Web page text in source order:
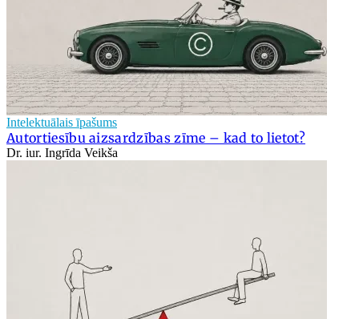
Intelektuālais īpašums
Autortiesību aizsardzības zīme – kad to lietot?
Dr. iur. Ingrīda Veikša